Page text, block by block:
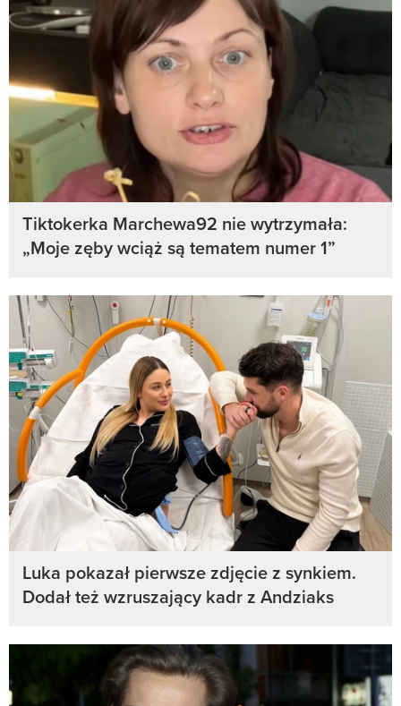
Tiktokerka Marchewa92 nie wytrzymała:
„Moje zęby wciąż są tematem numer 1”
Luka pokazał pierwsze zdjęcie z synkiem.
Dodał też wzruszający kadr z Andziaks